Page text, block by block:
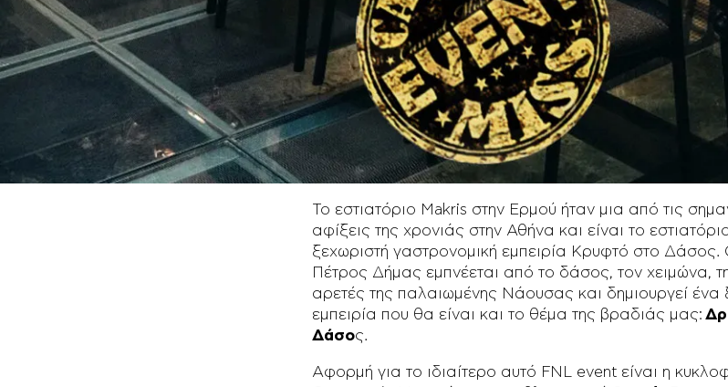
Σε συνεργασία με τον σεφ Πέτρο Δήμα του
Boutari προτείνουμε μια ξεχωριστή εμπειρία στο
δεν πρέπει να χάσετε!
Δευτέρα 26 Φεβρουαρίου
Κρυφτό στο Δάσος στο Makris Athens
Το εστιατόριο Makris στην Ερμού ήταν μια από τις
αφίξεις της χρονιάς στην Αθήνα και είναι το
ξεχωριστή γαστρονομική εμπειρία Κρυφτό στο Δάσος.
Πέτρος Δήμας εμπνέεται από το δάσος, τον χειμώνα,
αρετές της παλαιωμένης Νάουσας και δημιουργεί ένα
εμπειρία που θα είναι και το θέμα της βραδιάς μας:
Δάσος.
Αφορμή για το ιδιαίτερο αυτό FNL event είναι η